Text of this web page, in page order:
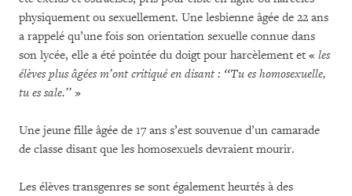
physiquement ou sexuellement. Une lesbienne âgée de 22 ans
a rappelé qu’une fois son orientation sexuelle connue dans
son lycée, elle a été pointée du doigt pour harcèlement et « les
élèves plus âgées m’ont critiqué en disant : ‘‘Tu es homosexuelle,
tu es sale.’’ »
Une jeune fille âgée de 17 ans s’est souvenue d’un camarade
de classe disant que les homosexuels devraient mourir.
Les élèves transgenres se sont également heurtés à des